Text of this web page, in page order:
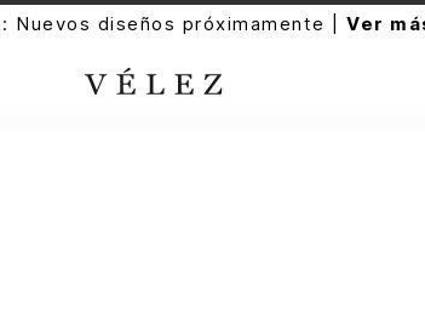
Nuevos diseños próximamente |Ver